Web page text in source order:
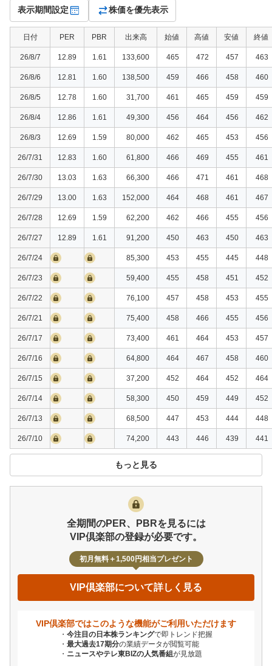
表示期間設定 株価を優先表示
日付 PER PBR 出来高 始値 高値 安値 終値
26/8/7 12.89 1.61 133,600 465 472 457 463
26/8/6 12.81 1.60 138,500 459 466 458 460
26/8/5 12.78 1.60 31,700 461 465 459 459
26/8/4 12.86 1.61 49,300 456 464 456 462
26/8/3 12.69 1.59 80,000 462 465 453 456
26/7/31 12.83 1.60 61,800 466 469 455 461
26/7/30 13.03 1.63 66,300 466 471 461 468
26/7/29 13.00 1.63 152,000 464 468 461 467
26/7/28 12.69 1.59 62,200 462 466 455 456
26/7/27 12.89 1.61 91,200 450 463 450 463
26/7/24 85,300 453 455 445 448
26/7/23 59,400 455 458 451 452
26/7/22 76,100 457 458 453 455
26/7/21 75,400 458 466 455 456
26/7/17 73,400 461 464 453 457
26/7/16 64,800 464 467 458 460
26/7/15 37,200 452 464 452 464
26/7/14 58,300 450 459 449 452
26/7/13 68,500 447 453 444 448
26/7/10 74,200 443 446 439 441
もっと見る
全期間のPER、PBRを見るには
VIP倶楽部の登録が必要です。
初月無料＋1,500円相当プレゼント
VIP倶楽部について詳しく見る
VIP倶楽部ではこのような機能がご利用いただけます
今注目の日本株ランキングで即トレンド把握
最大過去17期分の業績データが閲覧可能
ニュースやテレ東BIZの人気番組が見放題